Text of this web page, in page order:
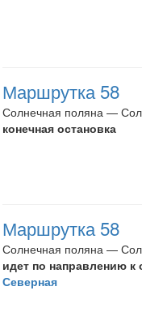
Маршрутка 58
Солнечная поляна —
конечная остановка
Маршрутка 58
Солнечная поляна —
идет по направлению к
Северная